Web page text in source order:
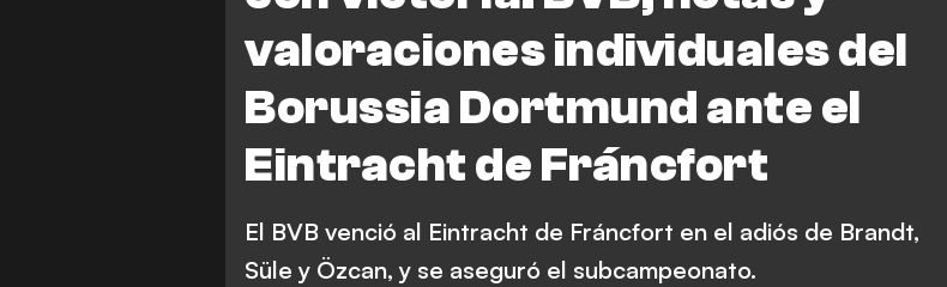
valoraciones individuales del
Borussia Dortmund ante el
Eintracht de Fráncfort
El BVB venció al Eintracht de Fráncfort en el adiós de Brandt,
Süle y Özcan, y se aseguró el subcampeonato.